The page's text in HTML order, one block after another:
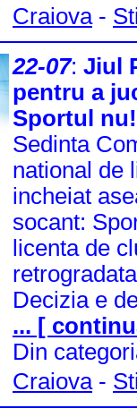
Craiova-
22-07: Jiul
pentru a
Sportul nu!
Sedinta
national de
incheiat
socant:
licenta de
Decizia e
... [
Din
Craiova-